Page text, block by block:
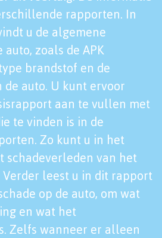
rapporten. In
u de algemene
zoals de APK
brandstof en de
de auto. U kunt ervoor
aan te vullen met
te vinden is in de
Zo kunt u in het
schadeverleden van het
leest u in dit rapport
op de auto, om wat
en wat het
Zelfs wanneer er alleen